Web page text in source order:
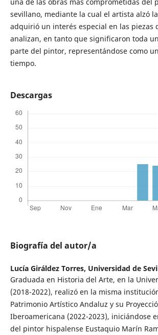
sevillano, mediante la cual el artista alzó
adquirió un interés especial en las piezas
analizan, en tanto que significaron toda
parte del pintor, representándose como
tiempo.
Descargas
Biografía del autor/a
Lucía Giráldez Torres, Universidad de
Graduada en Historia del Arte, en la
(2018-2022), realizó en la misma
Patrimonio Artístico Andaluz y su
Iberoamericana (2022-2023), iniciándose
del pintor hispalense Eustaquio Marín